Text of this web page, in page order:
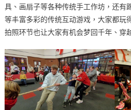
具、画扇子等各种传统手工作坊，还有
等丰富多彩的传统互动游戏，大家都玩
拍照环节也让大家有机会梦回千年、穿